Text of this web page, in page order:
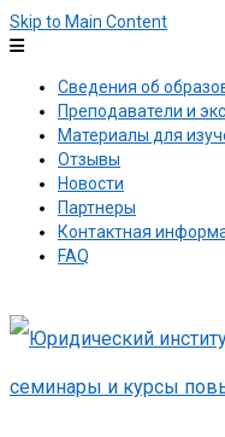
Skip to Main Content
Сведения об
Преподаватели и
Материалы для
Отзывы
Новости
Партнеры
Контактная
FAQ